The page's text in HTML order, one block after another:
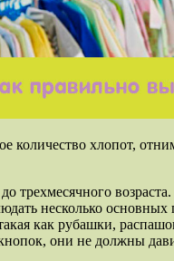
хлопот,
трехмесячного
несколько
как рубашки,
они не должны